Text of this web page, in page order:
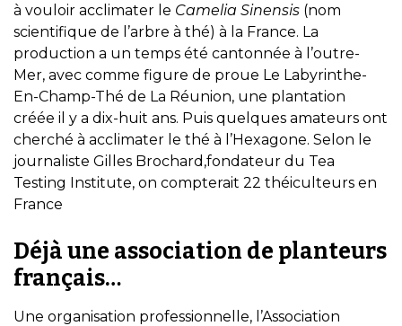
à vouloir acclimater le Camelia Sinensis (nom
scientifique de l’arbre à thé) à la France. La
production a un temps été cantonnée à l’outre-
Mer, avec comme figure de proue Le Labyrinthe-
En-Champ-Thé de La Réunion, une plantation
créée il y a dix-huit ans. Puis quelques amateurs ont
cherché à acclimater le thé à l’Hexagone. Selon le
journaliste Gilles Brochard,fondateur du Tea
Testing Institute, on compterait 22 théiculteurs en
France
Déjà une association de planteurs
français…
Une organisation professionnelle, l’Association